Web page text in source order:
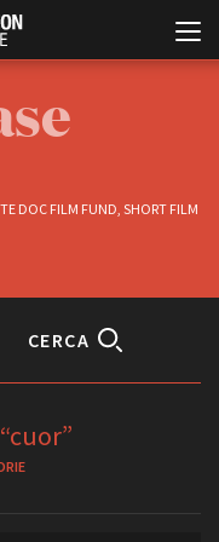
SPECIALI
in Piemonte
Torino Film Industry -
Days
DOC FILM FUND, SHORT FILM
CERCA
“cuor”